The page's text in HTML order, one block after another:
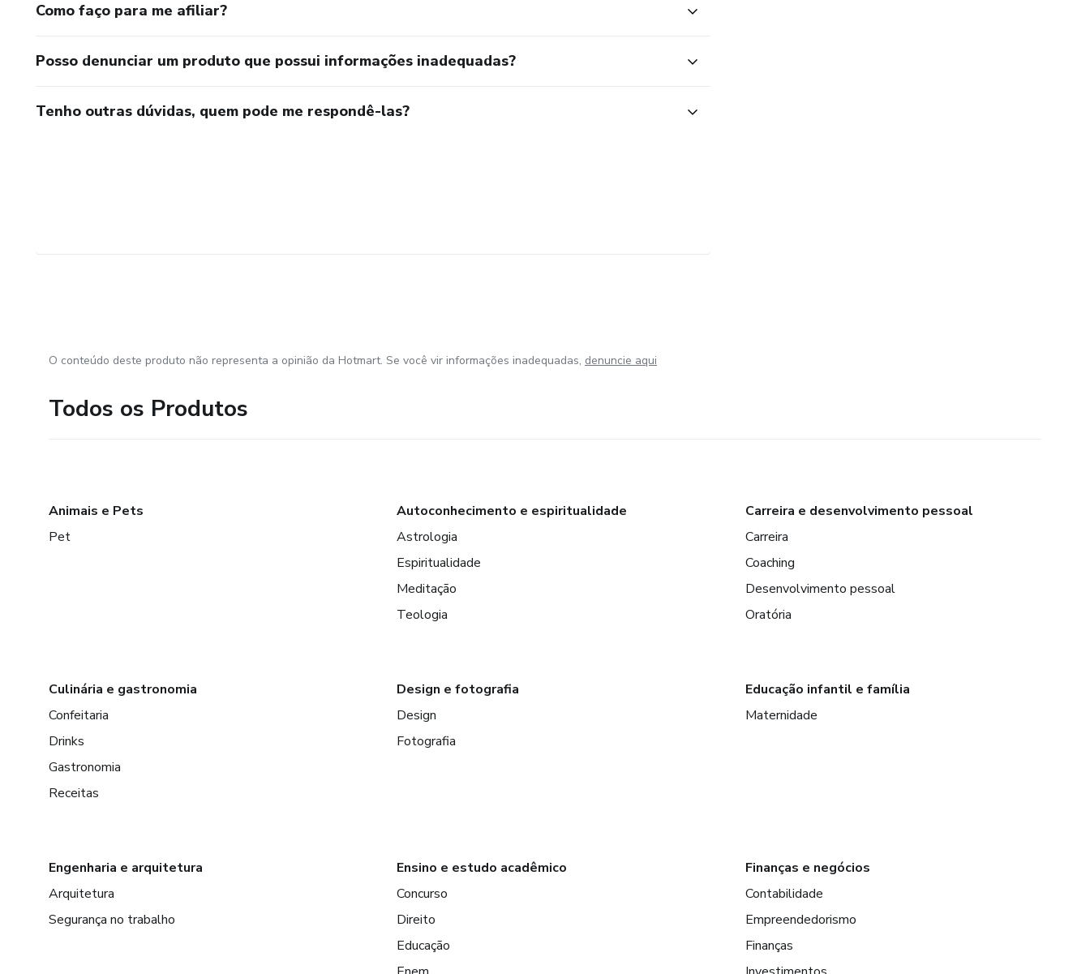
Como faço para me afiliar?
Posso denunciar um produto que possui informações inadequadas?
Tenho outras dúvidas, quem pode me respondê-las?
O conteúdo deste produto não representa a opinião da Hotmart. Se você vir informações inadequadas, denuncie aqui
Todos os Produtos
Animais e Pets
Pet
Autoconhecimento e espiritualidade
Astrologia
Espiritualidade
Meditação
Teologia
Carreira e desenvolvimento pessoal
Carreira
Coaching
Desenvolvimento pessoal
Oratória
Culinária e gastronomia
Confeitaria
Drinks
Gastronomia
Receitas
Design e fotografia
Design
Fotografia
Educação infantil e família
Maternidade
Engenharia e arquitetura
Arquitetura
Segurança no trabalho
Ensino e estudo acadêmico
Concurso
Direito
Educação
Finanças e negócios
Contabilidade
Empreendedorismo
Finanças